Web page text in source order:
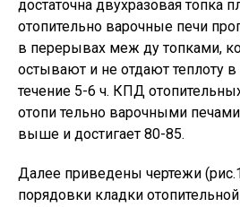
достаточна двухразовая топка
отопительно варочные печи
в перерывах меж ду топками,
остывают и не отдают теплоту
течение 5-6 ч. КПД
отопи тельно варочными
выше и достигает 80-85.
Далее приведены чертежи
порядовки кладки